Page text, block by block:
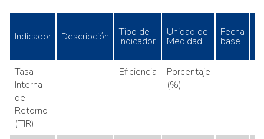
Indicador Descripción Tipo de
Indicador
Unidad de
Medidad
Fecha
base
Tasa
Interna
de
Retorno
(TIR)
Eficiencia
Porcentaje
(%)